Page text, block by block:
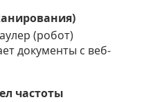
(робот)
документы с веб-
частоты